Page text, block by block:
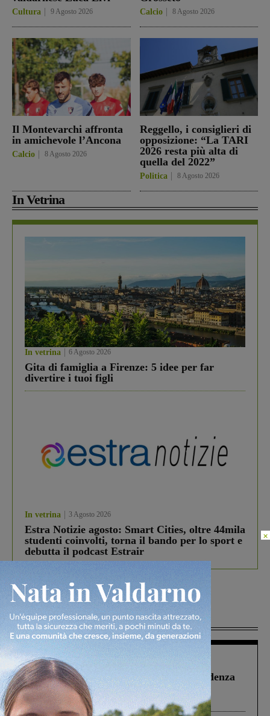
Cultura 9 Agosto 2026 Calcio 8 Agosto 2026
Il Montevarchi affronta
in amichevole l’Ancona
Calcio 8 Agosto 2026
Reggello, i consiglieri di
opposizione: “La TARI
2026 resta più alta di
quella del 2022”
Politica 8 Agosto 2026
In Vetrina
In vetrina 6 Agosto 2026
Gita di famiglia a Firenze: 5 idee per far
divertire i tuoi figli
In vetrina 3 Agosto 2026
Estra Notizie agosto: Smart Cities, oltre 44mila
studenti coinvolti, torna il bando per lo sport e
debutta il podcast Estrair
Più lette
Figline Incisa Valdarno 1 Agosto 2026
Piscina di Figline finanziata oltre la scadenza
Pnrr, il gruppo di Fratelli d’Italia: “Un
ringraziamento al Governo”
×